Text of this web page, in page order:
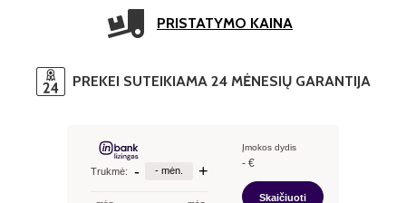
PRISTATYMO KAINA
PREKEI SUTEIKIAMA 24 MĖNESIŲ GARANTIJA